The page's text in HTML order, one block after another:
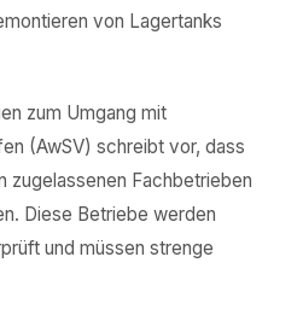
von Lagertanks
zum Umgang mit
(AwSV) schreibt vor, dass
zugelassenen Fachbetrieben
Diese Betriebe werden
und müssen strenge